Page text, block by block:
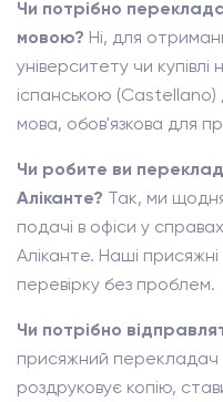
Чи потрібно
мовою? Ні, для
університету чи
іспанською
мова, обов'язкова для
Чи робите ви переклад
Аліканте? Так, ми
подачі в офіси у справах
Аліканте. Наші
перевірку без проблем.
Чи потрібно
присяжний перекладач
роздруковує копію,